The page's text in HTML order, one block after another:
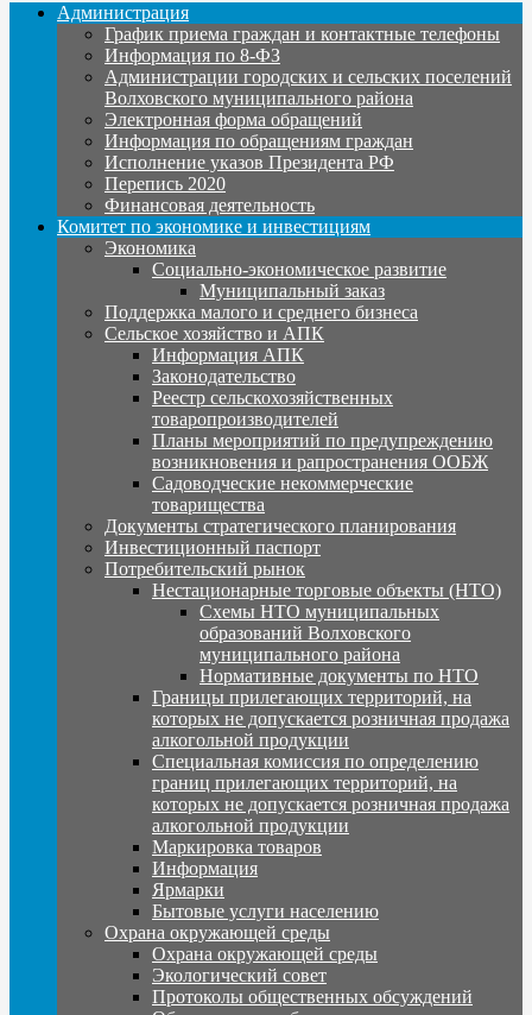
Администрация
График приема граждан и контактные телефоны
Информация по 8-ФЗ
Администрации городских и сельских поселений
Волховского муниципального района
Электронная форма обращений
Информация по обращениям граждан
Исполнение указов Президента РФ
Перепись 2020
Финансовая деятельность
Комитет по экономике и инвестициям
Экономика
Социально-экономическое развитие
Муниципальный заказ
Поддержка малого и среднего бизнеса
Сельское хозяйство и АПК
Информация АПК
Законодательство
Реестр сельскохозяйственных
товаропроизводителей
Планы мероприятий по предупреждению
возникновения и рапространения ООБЖ
Садоводческие некоммерческие
товарищества
Документы стратегического планирования
Инвестиционный паспорт
Потребительский рынок
Нестационарные торговые объекты (НТО)
Схемы НТО муниципальных
образований Волховского
муниципального района
Нормативные документы по НТО
Границы прилегающих территорий, на
которых не допускается розничная продажа
алкогольной продукции
Специальная комиссия по определению
границ прилегающих территорий, на
которых не допускается розничная продажа
алкогольной продукции
Маркировка товаров
Информация
Ярмарки
Бытовые услуги населению
Охрана окружающей среды
Охрана окружающей среды
Экологический совет
Протоколы общественных обсуждений